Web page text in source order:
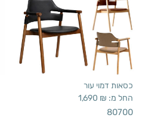
כסאות דמוי עור
החל מ: 1,690 ₪
80700